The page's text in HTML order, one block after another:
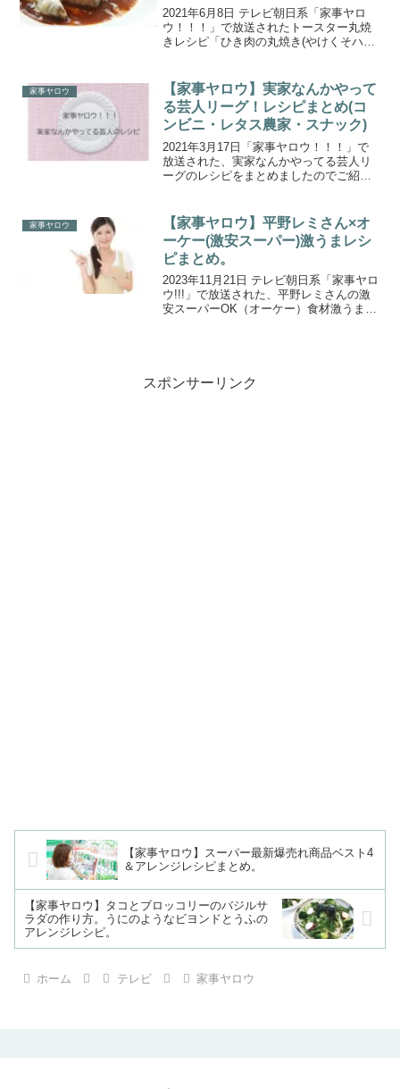
きレシピ
2021年6月8日 テレビ朝日系「家事ヤロ
ウ！！！」で放送されたトースター丸焼
きレシピ「ひき肉の丸焼き(やけくそハン
ターに入れて焼くだけの超簡単激うまレ
シピ。芋ようか...
家事ヤロウ
【家事ヤロウ】実家なんかやって
る芸人リーグ！レシピまとめ(コ
ンビニ・レタス農家・スナック)
2021年3月17日「家事ヤロウ！！！」で
放送された、実家なんかやってる芸人リ
ーグのレシピをまとめましたのでご紹介
依藤たかゆき（いとうたかゆき）さん、
レタス農家：北風ミ...
家事ヤロウ
【家事ヤロウ】平野レミさん×オ
ーケー(激安スーパー)激うまレシ
ピまとめ。
2023年11月21日 テレビ朝日系「家事ヤロ
ウ!!!」で放送された、平野レミさんの激
安スーパーOK（オーケー）食材激うまレ
スポンサーリンク
【家事ヤロウ】スーパー最新爆売れ商品ベスト4
＆アレンジレシピまとめ。
【家事ヤロウ】タコとブロッコリーのバジルサ
ラダの作り方。うにのようなビヨンドとうふの
アレンジレシピ。
ホーム テレビ 家事ヤロウ